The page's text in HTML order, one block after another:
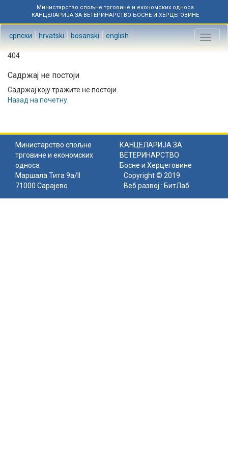
Министарство спољне трговине и економских односа
КАНЦЕЛАРИЈА ЗА ВЕТЕРИНАРСТВО БОСНЕ И ХЕРЦЕГОВИНЕ
српски hrvatski bosanski english
Toggle
404
Садржај не постоји
Садржај коју тражите не постоји.
Назад на почетну
Министарство спољне
трговине и економских
односа
КАНЦЕЛАРИЈА ЗА
ВЕТЕРИНАРСТВО
Босне и Херцеговине
Маршала Тита 9а/II
71000 Сарајево
Copyright © 2019
Веб развој : БитЛаб